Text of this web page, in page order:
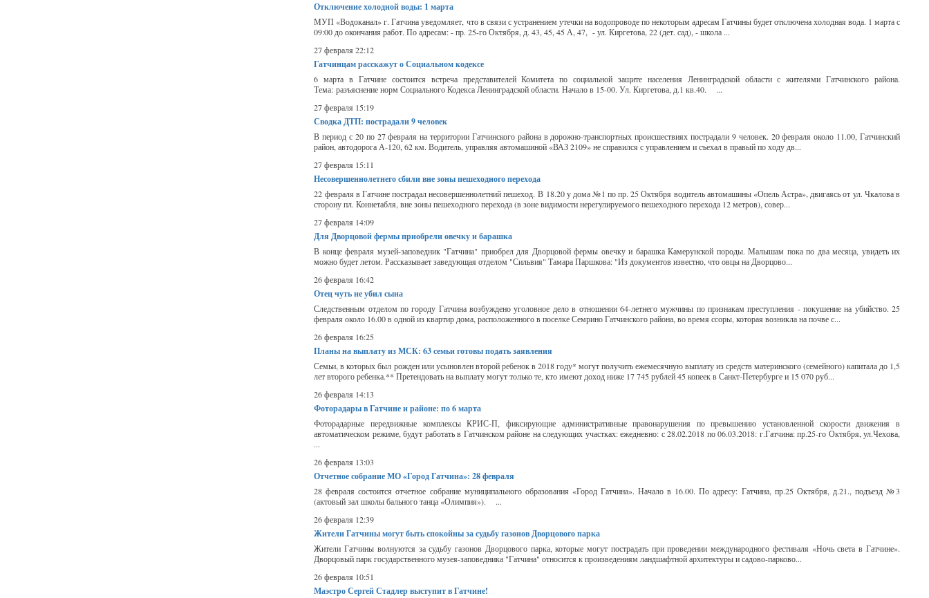
Отключение холодной воды: 1 марта
МУП «Водоканал» г. Гатчина уведомляет, что в связи с устранением утечки на водопроводе по некоторым адресам Гатчины будет отключена холодная вода. 1 марта с
09:00 до окончания работ. По адресам: - пр. 25-го Октября, д. 43, 45, 45 А, 47, - ул. Киргетова, 22 (дет. сад), - школа ...
27 февраля 22:12
Гатчинцам расскажут о Социальном кодексе
6 марта в Гатчине состоится встреча представителей Комитета по социальной защите населения Ленинградской области с жителями Гатчинского района.
Тема: разъяснение норм Социального Кодекса Ленинградской области. Начало в 15-00. Ул. Киргетова, д.1 кв.40. ...
27 февраля 15:19
Сводка ДТП: пострадали 9 человек
В период с 20 по 27 февраля на территории Гатчинского района в дорожно-транспортных происшествиях пострадали 9 человек. 20 февраля около 11.00, Гатчинский
район, автодорога А-120, 62 км. Водитель, управляя автомашиной «ВАЗ 2109» не справился с управлением и съехал в правый по ходу дв...
27 февраля 15:11
Несовершеннолетнего сбили вне зоны пешеходного перехода
22 февраля в Гатчине пострадал несовершеннолетний пешеход. В 18.20 у дома №1 по пр. 25 Октября водитель автомашины «Опель Астра», двигаясь от ул. Чкалова в
сторону пл. Коннетабля, вне зоны пешеходного перехода (в зоне видимости нерегулируемого пешеходного перехода 12 метров), совер...
27 февраля 14:09
Для Дворцовой фермы приобрели овечку и барашка
В конце февраля музей-заповедник "Гатчина" приобрел для Дворцовой фермы овечку и барашка Камерунской породы. Малышам пока по два месяца, увидеть их
можно будет летом. Рассказывает заведующая отделом "Сильвия" Тамара Паршкова: "Из документов известно, что овцы на Дворцово...
26 февраля 16:42
Отец чуть не убил сына
Следственным отделом по городу Гатчина возбуждено уголовное дело в отношении 64-летнего мужчины по признакам преступления - покушение на убийство. 25
февраля около 16.00 в одной из квартир дома, расположенного в поселке Семрино Гатчинского района, во время ссоры, которая возникла на почве с...
26 февраля 16:25
Планы на выплату из МСК: 63 семьи готовы подать заявления
Семьи, в которых был рожден или усыновлен второй ребенок в 2018 году* могут получить ежемесячную выплату из средств материнского (семейного) капитала до 1,5
лет второго ребенка.** Претендовать на выплату могут только те, кто имеют доход ниже 17 745 рублей 45 копеек в Санкт-Петербурге и 15 070 руб...
26 февраля 14:13
Фоторадары в Гатчине и районе: по 6 марта
Фоторадарные передвижные комплексы КРИС-П, фиксирующие административные правонарушения по превышению установленной скорости движения в
автоматическом режиме, будут работать в Гатчинском районе на следующих участках: ежедневно: с 28.02.2018 по 06.03.2018: г.Гатчина: пр.25-го Октября, ул.Чехова,
...
26 февраля 13:03
Отчетное собрание МО «Город Гатчина»: 28 февраля
28 февраля состоится отчетное собрание муниципального образования «Город Гатчина». Начало в 16.00. По адресу: Гатчина, пр.25 Октября, д.21., подъезд №3
(актовый зал школы бального танца «Олимпия»). ...
26 февраля 12:39
Жители Гатчины могут быть спокойны за судьбу газонов Дворцового парка
Жители Гатчины волнуются за судьбу газонов Дворцового парка, которые могут пострадать при проведении международного фестиваля «Ночь света в Гатчине».
Дворцовый парк государственного музея-заповедника "Гатчина" относится к произведениям ландшафтной архитектуры и садово-парково...
26 февраля 10:51
Маэстро Сергей Стадлер выступит в Гатчине!